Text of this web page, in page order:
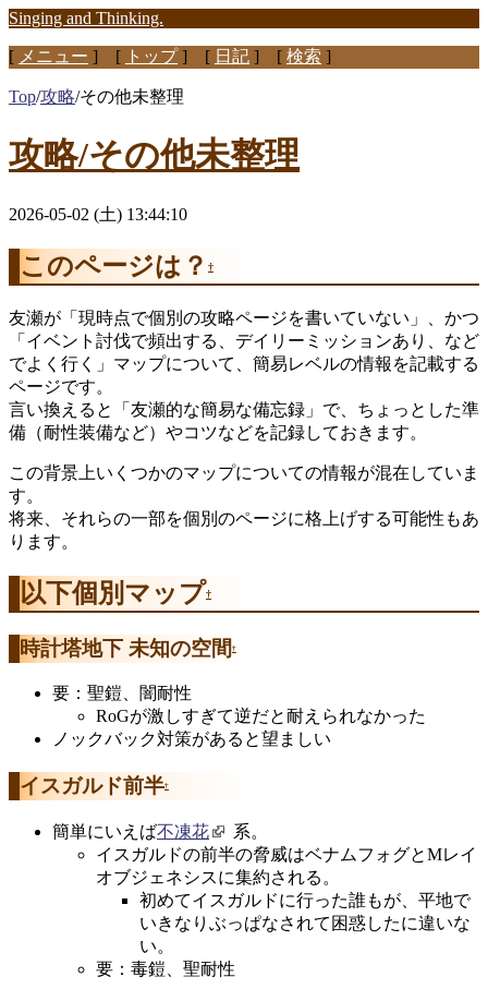
Singing and Thinking.
[ メニュー ] [ トップ] [ 日記 ] [ 検索 ]
Top/攻略/その他未整理
攻略/その他未整理
2026-05-02 (土) 13:44:10
このページは？ †
友瀬が「現時点で個別の攻略ページを書いていない」、かつ
「イベント討伐で頻出する、デイリーミッションあり、など
でよく行く」マップについて、簡易レベルの情報を記載する
ページです。
言い換えると「友瀬的な簡易な備忘録」で、ちょっとした準
備（耐性装備など）やコツなどを記録しておきます。
この背景上いくつかのマップについての情報が混在していま
す。
将来、それらの一部を個別のページに格上げする可能性もあ
ります。
以下個別マップ†
時計塔地下 未知の空間 †
要：聖鎧、闇耐性
RoGが激しすぎて逆だと耐えられなかった
ノックバック対策があると望ましい
イスガルド前半†
簡単にいえば不凍花
系。
イスガルドの前半の脅威はベナムフォグとMレイ
オブジェネシスに集約される。
初めてイスガルドに行った誰もが、平地で
いきなりぶっぱなされて困惑したに違いな
い。
要：毒鎧、聖耐性